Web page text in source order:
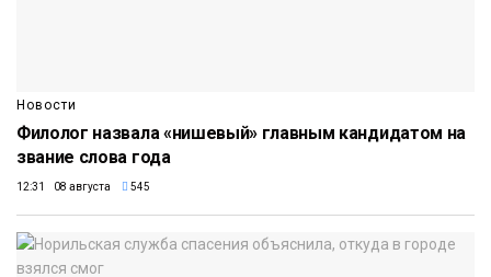
Новости
Филолог назвала «нишевый» главным кандидатом на
звание слова года
12:31 08 августа 545